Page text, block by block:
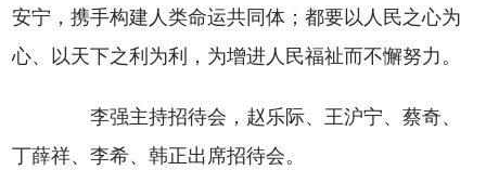
安宁，携手构建人类命运共同体；都要以人民之心为
心、以天下之利为利，为增进人民福祉而不懈努力。
李强主持招待会，赵乐际、王沪宁、蔡奇、
丁薛祥、李希、韩正出席招待会。